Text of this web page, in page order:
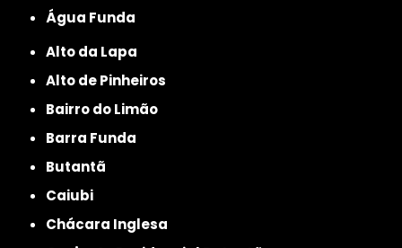
Água Funda
Alto da Lapa
Alto de Pinheiros
Bairro do Limão
Barra Funda
Butantã
Caiubi
Chácara Inglesa